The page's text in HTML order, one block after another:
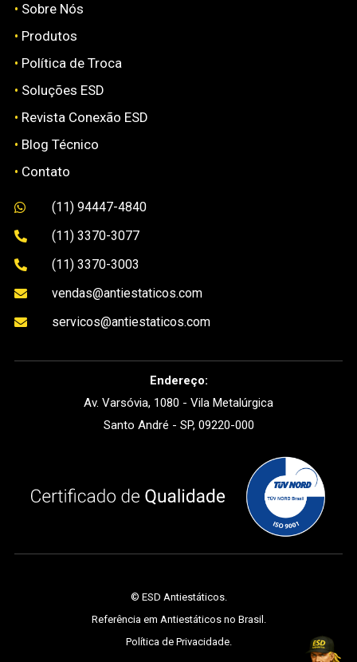
• Sobre Nós
• Produtos
• Política de Troca
• Soluções ESD
• Revista Conexão ESD
• Blog Técnico
• Contato
 (11) 94447-4840
 (11) 3370-3077
 (11) 3370-3003
 vendas@antiestaticos.com
 servicos@antiestaticos.com
Endereço:
Av. Varsóvia, 1080 - Vila Metalúrgica
Santo André - SP, 09220-000
© ESD Antiestáticos.
Referência em Antiestáticos no Brasil.
Política de Privacidade.